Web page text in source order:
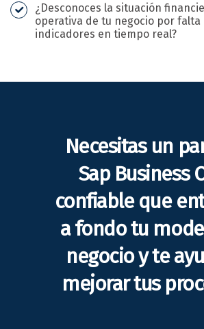
¿Desconoces la situación
operativa de tu negocio por
indicadores en tiempo real?
Necesitas un
Sap Business
confiable que
a fondo tu
negocio y te
mejorar tus